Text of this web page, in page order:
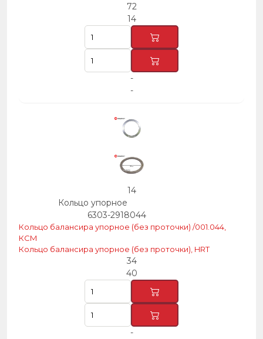
72
14
-
-
14
Кольцо упорное
6303-2918044
Кольцо балансира упорное (без проточки) /001.044,
КСМ
Кольцо балансира упорное (без проточки), HRT
34
40
-